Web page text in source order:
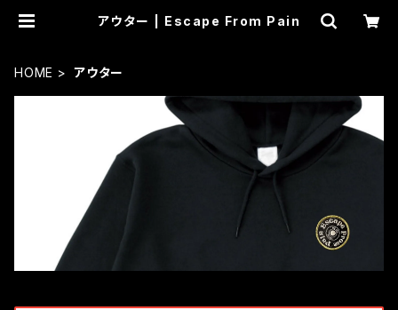
アウター | Escape From Pain
HOME アウター